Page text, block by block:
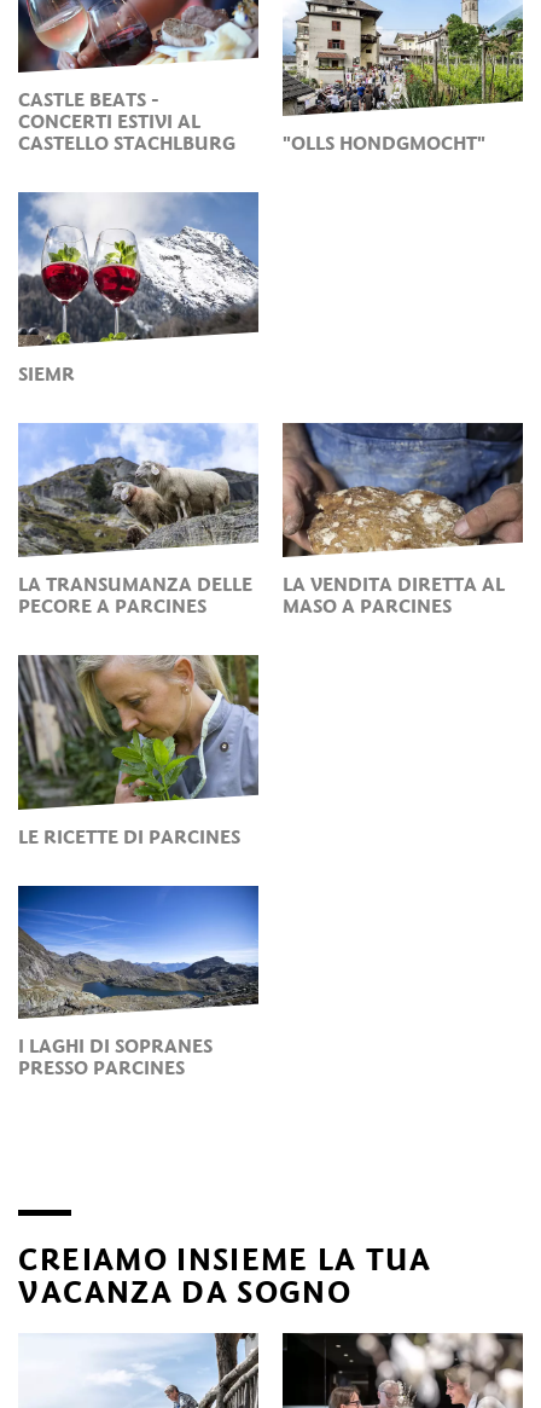
dell’acqua della Cascata di Parcines che si basa il progetto
“Gsund bleibm! Salute! Take care!”, il cui focus è incentrato
sulla promozione e la prevenzione della salute attraverso
esperienze guidate nella natura.
A Parcines, salute e piacere sono un connubio vincente
anche in cucina. A farla da padrona sulla tavole imbandite
deiristoranti e locali della zona sono i
Adige, interpretati con creatività e gusto e preparati con i
prodotti freschi provenienti direttamente dai campi o dalle
agriturismo – gli alloggi di Parcinesconquistano con
un’atmosfera accogliente, un servizio di alto livello e una
calda ospitalità quale base perfetta di una vacanza in Alto
Adige a due passi da Merano.
CASTLE BEATS -
CONCERTI ESTIVI AL
CASTELLO STACHLBURG
"OLLS HONDGMOCHT"
SIEMR
LA TRANSUMANZA DELLE
PECORE A PARCINES
LA VENDITA DIRETTA AL
MASO A PARCINES
LE RICETTE DI PARCINES
I LAGHI DI SOPRANES
PRESSO PARCINES
CREIAMO INSIEME LA TUA
VACANZA DA SOGNO